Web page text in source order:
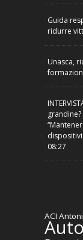
Guida
ridurre
Unasca,
dispositivi
08:27
ACI